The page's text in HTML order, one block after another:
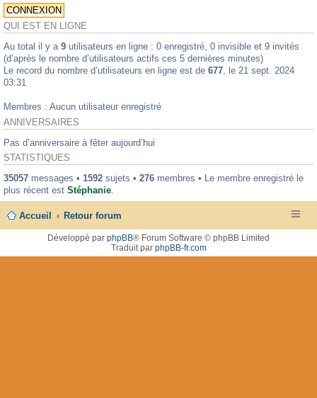
QUI EST EN LIGNE
Au total il y a 9 utilisateurs en ligne : 0 enregistré, 0 invisible et 9 invités
(d’après le nombre d’utilisateurs actifs ces 5 dernières minutes)
Le record du nombre d’utilisateurs en ligne est de 677, le 21 sept. 2024
03:31
Membres : Aucun utilisateur enregistré
ANNIVERSAIRES
Pas d’anniversaire à fêter aujourd’hui
STATISTIQUES
35057 messages • 1592 sujets • 276 membres • Le membre enregistré le
plus récent est Stéphanie.
Accueil Retour forum
Développé par phpBB® Forum Software © phpBB Limited
Traduit par phpBB-fr.com